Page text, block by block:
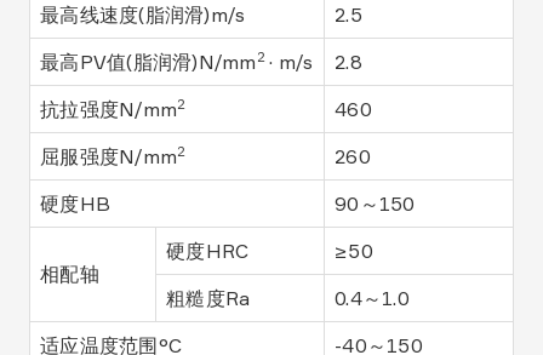
最高线速度(脂润滑)m/s
2.5
最高PV值(脂润滑)N/mm 2 · m/s
2.8
抗拉强度N/mm2
460
屈服强度N/mm2
260
硬度HB
90～150
相配轴
硬度HRC
≥50
粗糙度Ra
0.4～1.0
适应温度范围°C
-40～150